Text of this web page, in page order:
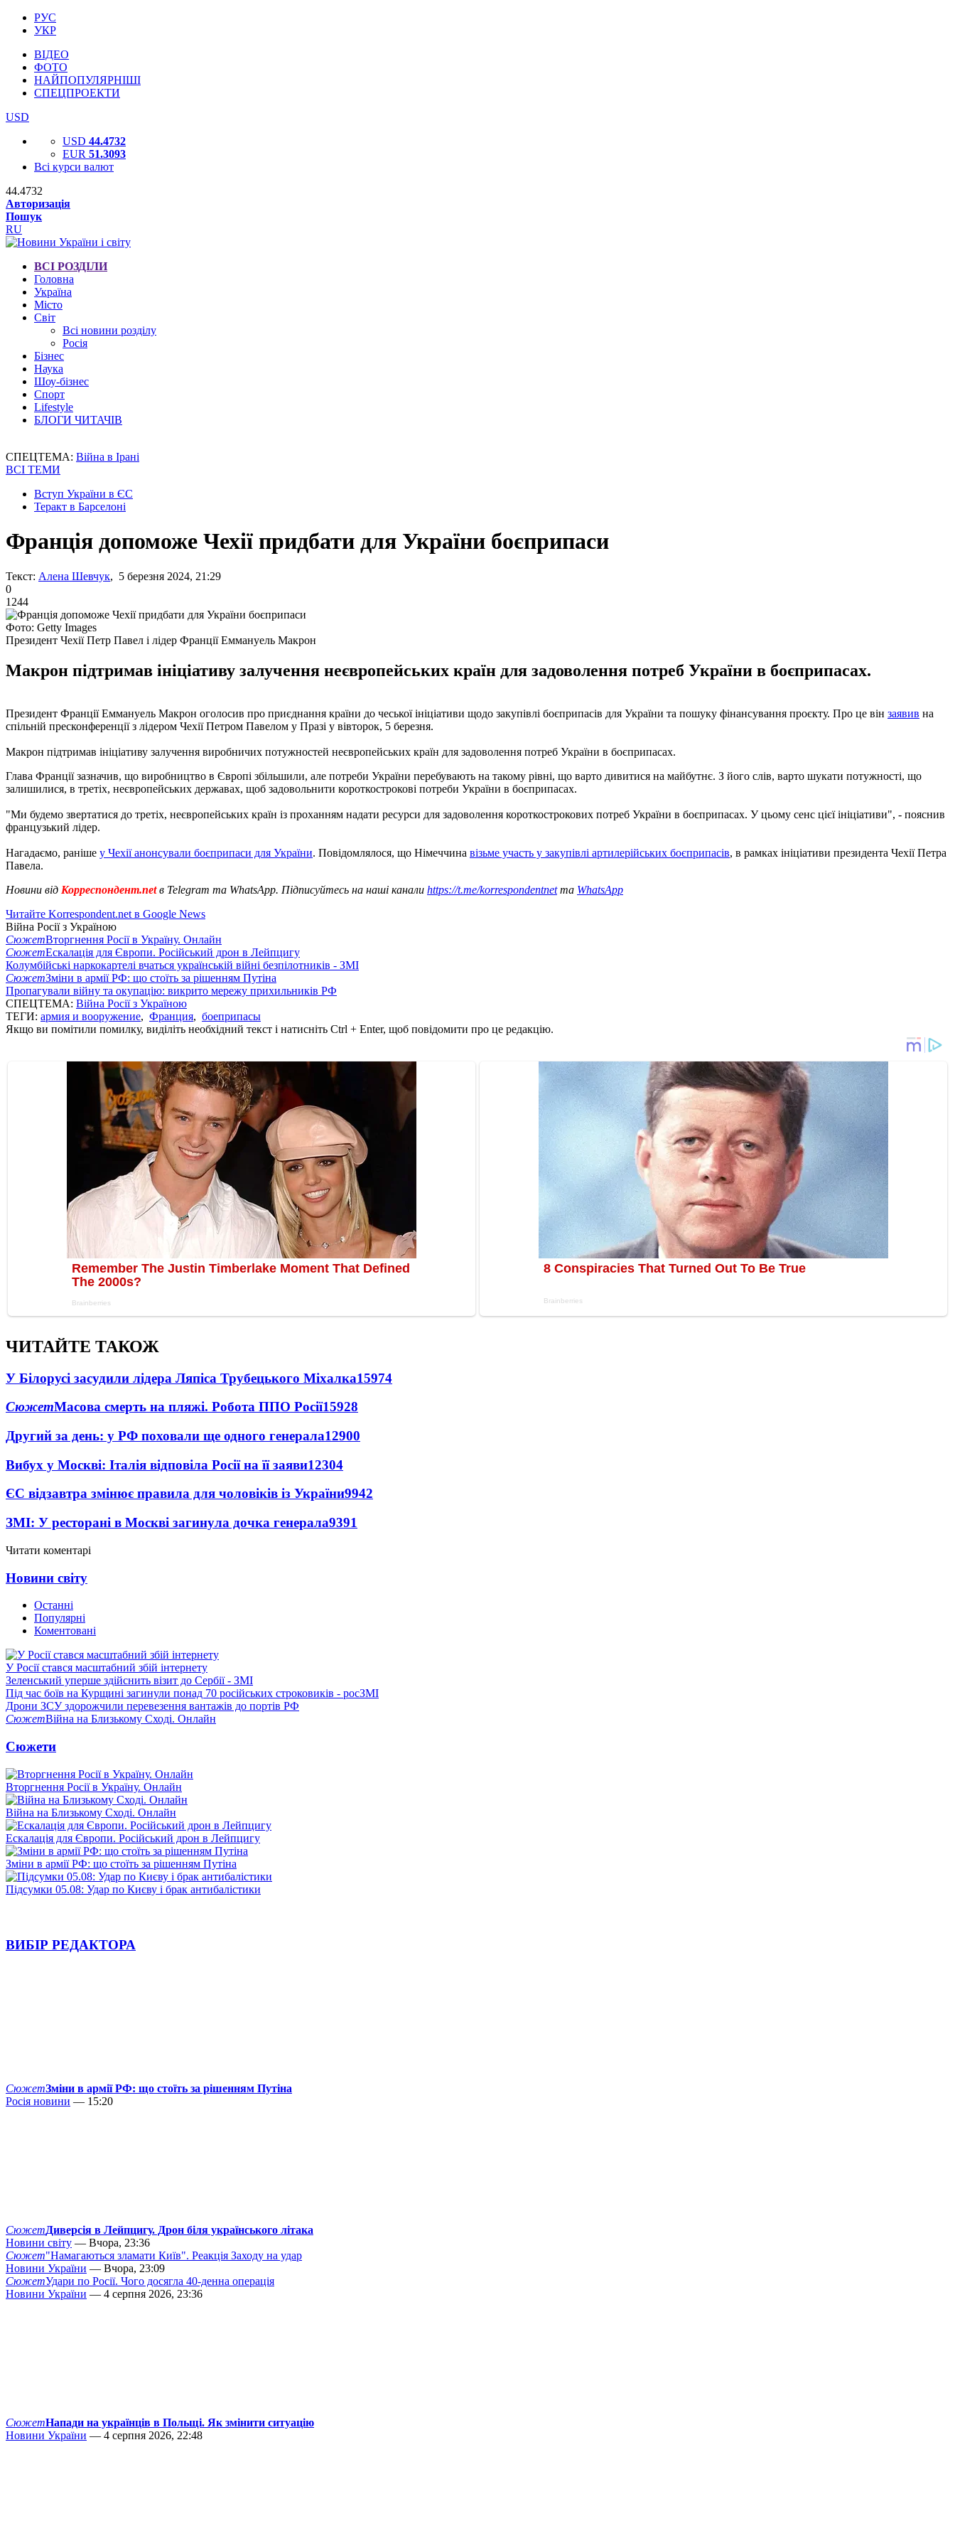
РУС
УКР
ВІДЕО
ФОТО
НАЙПОПУЛЯРНІШІ
СПЕЦПРОЕКТИ
USD
USD 44.4732
EUR 51.3093
Всі курси валют
44.4732
Авторизація
Пошук
RU
ВСІ РОЗДІЛИ
Головна
Україна
Місто
Світ
Всі новини розділу
Росія
Бізнес
Наука
Шоу-бізнес
Спорт
Lifestyle
БЛОГИ ЧИТАЧІВ
СПЕЦТЕМА: Війна в Ірані
ВСІ ТЕМИ
Вступ України в ЄС
Теракт в Барселоні
Франція допоможе Чехії придбати для України боєприпаси
Текст: Алена Шевчук, 5 березня 2024, 21:29
0
1244
Фото: Getty Images
Президент Чехії Петр Павел і лідер Франції Еммануель Макрон
Макрон підтримав ініціативу залучення неєвропейських країн для задоволення потреб України в боєприпасах.
Президент Франції Еммануель Макрон оголосив про приєднання країни до чеської ініціативи щодо закупівлі боєприпасів для України та пошуку фінансування проєкту. Про це він заявив на
спільній пресконференції з лідером Чехії Петром Павелом у Празі у вівторок, 5 березня.
Макрон підтримав ініціативу залучення виробничих потужностей неєвропейських країн для задоволення потреб України в боєприпасах.
Глава Франції зазначив, що виробництво в Європі збільшили, але потреби України перебувають на такому рівні, що варто дивитися на майбутнє. З його слів, варто шукати потужності, що
залишилися, в третіх, неєвропейських державах, щоб задовольнити короткострокові потреби України в боєприпасах.
"Ми будемо звертатися до третіх, неєвропейських країн із проханням надати ресурси для задоволення короткострокових потреб України в боєприпасах. У цьому сенс цієї ініціативи", - пояснив
французький лідер.
Нагадаємо, раніше у Чехії анонсували боєприпаси для України. Повідомлялося, що Німеччина візьме участь у закупівлі артилерійських боєприпасів, в рамках ініціативи президента Чехії Петра
Павела.
Новини від Корреспондент.netв Telegram та WhatsApp. Підписуйтесь на наші канали https://t.me/korrespondentnetта WhatsApp
Читайте Korrespondent.net в Google News
Війна Росії з Україною
СюжетВторгнення Росії в Україну. Онлайн
СюжетЕскалація для Європи. Російський дрон в Лейпцигу
Колумбійські наркокартелі вчаться українській війні безпілотників - ЗМІ
СюжетЗміни в армії РФ: що стоїть за рішенням Путіна
Пропагували війну та окупацію: викрито мережу прихильників РФ
СПЕЦТЕМА: Війна Росії з Україною
ТЕГИ: армия и вооружение, Франция, боеприпасы
Якщо ви помітили помилку, виділіть необхідний текст і натисніть Ctrl + Enter, щоб повідомити про це редакцію.
ЧИТАЙТЕ ТАКОЖ
У Білорусі засудили лідера Ляпіса Трубецького Міхалка15974
СюжетМасова смерть на пляжі. Робота ППО Росії15928
Другий за день: у РФ поховали ще одного генерала12900
Вибух у Москві: Італія відповіла Росії на її заяви12304
ЄС відзавтра змінює правила для чоловіків із України9942
ЗМІ: У ресторані в Москві загинула дочка генерала9391
Читати коментарі
Новини світу
Останні
Популярні
Коментовані
У Росії стався масштабний збій інтернету
Зеленський уперше здійснить візит до Сербії - ЗМІ
Під час боїв на Курщині загинули понад 70 російських строковиків - росЗМІ
Дрони ЗСУ здорожчили перевезення вантажів до портів РФ
СюжетВійна на Близькому Сході. Онлайн
Сюжети
Вторгнення Росії в Україну. Онлайн
Війна на Близькому Сході. Онлайн
Ескалація для Європи. Російський дрон в Лейпцигу
Зміни в армії РФ: що стоїть за рішенням Путіна
Підсумки 05.08: Удар по Києву і брак антибалістики
ВИБІР РЕДАКТОРА
СюжетЗміни в армії РФ: що стоїть за рішенням Путіна
Росія новини — 15:20
СюжетДиверсія в Лейпцигу. Дрон біля українського літака
Новини світу — Вчора, 23:36
Сюжет"Намагаються зламати Київ". Реакція Заходу на удар
Новини України — Вчора, 23:09
СюжетУдари по Росії. Чого досягла 40-денна операція
Новини України — 4 серпня 2026, 23:36
СюжетНапади на українців в Польщі. Як змінити ситуацію
Новини України — 4 серпня 2026, 22:48